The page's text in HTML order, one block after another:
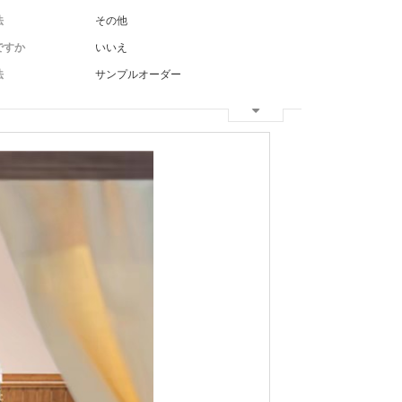
その他
すか いいえ
サンプルオーダー